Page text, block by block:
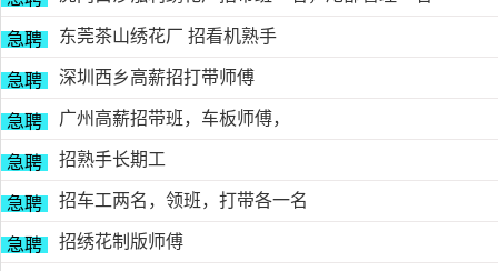
急聘 东莞茶山绣花厂 招看机熟手
急聘 深圳西乡高薪招打带师傅
急聘 广州高薪招带班，车板师傅，
急聘 招熟手长期工
急聘 招车工两名，领班，打带各一名
急聘 招绣花制版师傅